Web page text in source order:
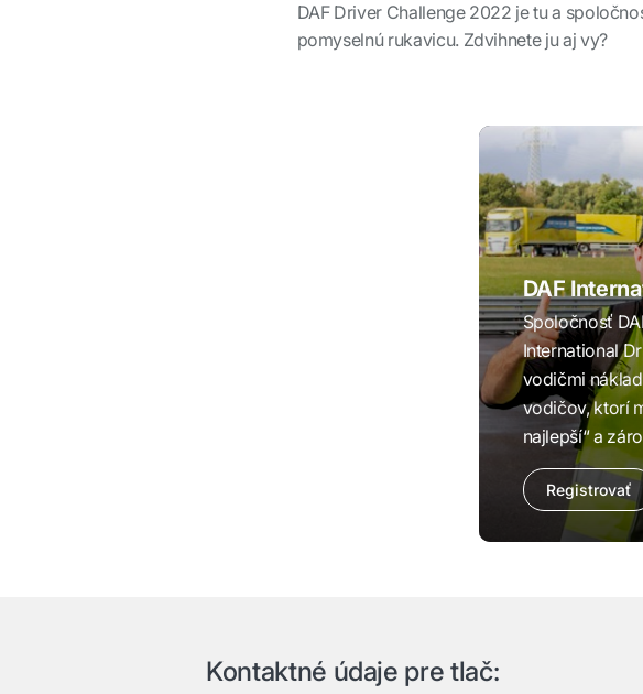
DAF Driver Challenge 2022 je tu a
pomyselnú rukavicu. Zdvihnete ju aj vy?
DAF
Spoločnosť
International
vodičmi
vodičov, ktorí
najlepší“ a
Registrovať
Kontaktné údaje pre tlač: